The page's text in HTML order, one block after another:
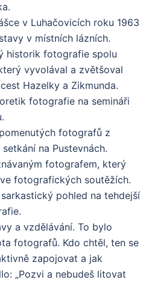
v Luhačovicích roku 1963
v místních lázních.
historik fotografie spolu
vyvolával a zvětšoval
Hazelky a Zikmunda.
fotografie na semináři
fotografů z
na Pustevnách.
fotografem, který
fotografických soutěžích.
pohled na tehdejší
a vzdělávání. To bylo
fotografů. Kdo chtěl, ten se
zapojovat a jak
„Pozvi a nebudeš litovat